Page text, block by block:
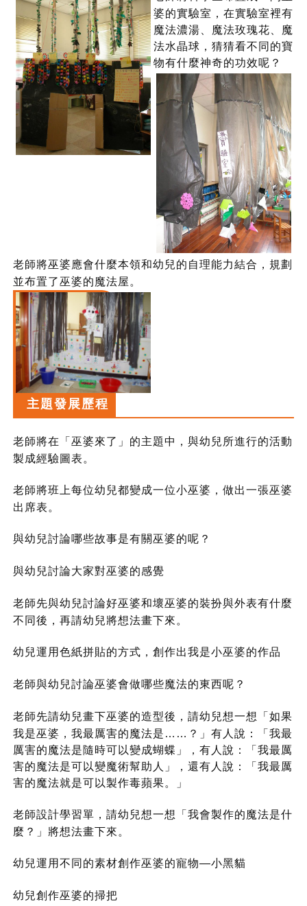
婆的實驗室，在實驗室裡有
魔法濃湯、魔法玫瑰花、魔
法水晶球，猜猜看不同的寶
物有什麼神奇的功效呢？
老師將巫婆應會什麼本領和幼兒的自理能力結合，規劃
並布置了巫婆的魔法屋。
主題發展歷程
老師將在「巫婆來了」的主題中，與幼兒所進行的活動
製成經驗圖表。
老師將班上每位幼兒都變成一位小巫婆，做出一張巫婆
出席表。
與幼兒討論哪些故事是有關巫婆的呢？
與幼兒討論大家對巫婆的感覺
老師先與幼兒討論好巫婆和壞巫婆的裝扮與外表有什麼
不同後，再請幼兒將想法畫下來。
幼兒運用色紙拼貼的方式，創作出我是小巫婆的作品
老師與幼兒討論巫婆會做哪些魔法的東西呢？
老師先請幼兒畫下巫婆的造型後，請幼兒想一想「如果
我是巫婆，我最厲害的魔法是……？」有人說：「我最
厲害的魔法是隨時可以變成蝴蝶」，有人說：「我最厲
害的魔法是可以變魔術幫助人」，還有人說：「我最厲
害的魔法就是可以製作毒蘋果。」
老師設計學習單，請幼兒想一想「我會製作的魔法是什
麼？」將想法畫下來。
幼兒運用不同的素材創作巫婆的寵物—小黑貓
幼兒創作巫婆的掃把